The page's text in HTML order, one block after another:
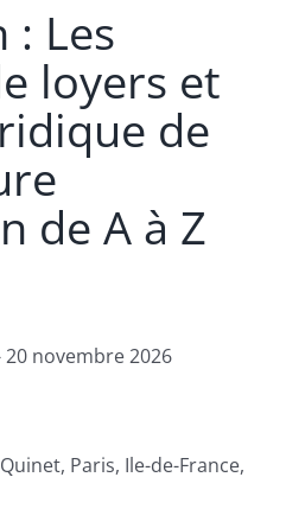
: Les
loyers et
de
de A à Z
20 novembre 2026
Paris, Ile-de-France,